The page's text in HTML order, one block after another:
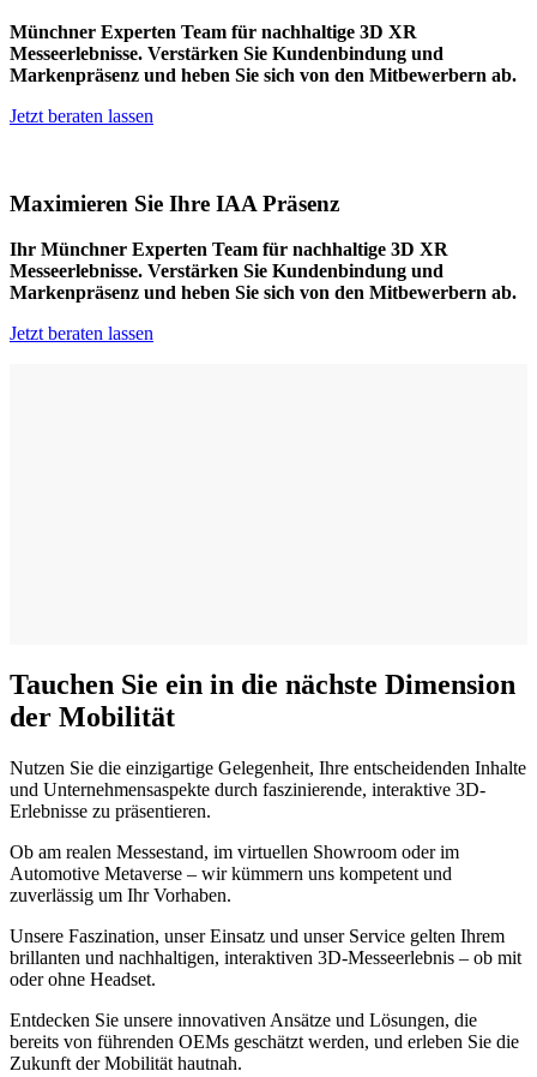
Münchner Experten Team für nachhaltige 3D XR
Messeerlebnisse. Verstärken Sie Kundenbindung und
Markenpräsenz und heben Sie sich von den Mitbewerbern ab.
Jetzt beraten lassen
Maximieren Sie Ihre IAA Präsenz
Ihr Münchner Experten Team für nachhaltige 3D XR
Messeerlebnisse. Verstärken Sie Kundenbindung und
Markenpräsenz und heben Sie sich von den Mitbewerbern ab.
Jetzt beraten lassen
Tauchen Sie ein in die nächste Dimension
der Mobilität
Nutzen Sie die einzigartige Gelegenheit, Ihre entscheidenden Inhalte
und Unternehmensaspekte durch faszinierende, interaktive 3D-
Erlebnisse zu präsentieren.
Ob am realen Messestand, im virtuellen Showroom oder im
Automotive Metaverse – wir kümmern uns kompetent und
zuverlässig um Ihr Vorhaben.
Unsere Faszination, unser Einsatz und unser Service gelten Ihrem
brillanten und nachhaltigen, interaktiven 3D-Messeerlebnis – ob mit
oder ohne Headset.
Entdecken Sie unsere innovativen Ansätze und Lösungen, die
bereits von führenden OEMs geschätzt werden, und erleben Sie die
Zukunft der Mobilität hautnah.